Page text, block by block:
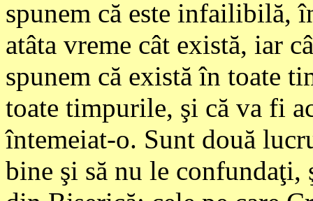
spunem că este infailibilă,
atâta vreme cât există, iar
spunem că există în toate
toate timpurile, şi că va fi
întemeiat-o. Sunt două
bine şi să nu le